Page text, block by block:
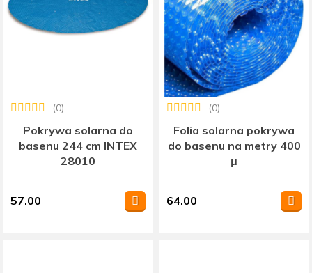
Pokrywa solarna do
basenu 244 cm INTEX
28010
(0)
57.00
Folia solarna pokrywa
do basenu na metry 400
μ
(0)
64.00